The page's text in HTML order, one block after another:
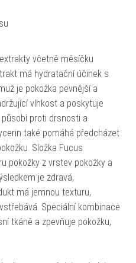
včetně měsíčku
má hydratační účinek s
je pokožka pevnější a
vlhkost a poskytuje
proti drsnosti a
také pomáhá předcházet
Složka Fucus
pokožky z vrstev pokožky a
je zdravá,
má jemnou texturu,
Speciální kombinace
tkáně a zpevňuje pokožku,